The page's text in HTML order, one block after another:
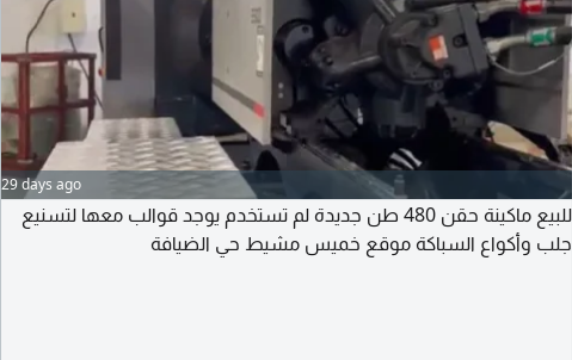
29 days ago
للبيع ماكينة حقن 480 طن جديدة لم تستخدم يوجد قوالب معها لتسنيع
جلب وأكواع السباكة موقع خميس مشيط حي الضيافة